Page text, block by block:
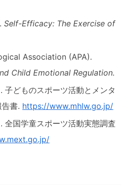
Self-Efficacy: The Exercise of
Association (APA).
Child Emotional Regulation.
どものスポーツ活動とメンタ
書. https://www.mhlw.go.jp/
国学童スポーツ活動実態調査